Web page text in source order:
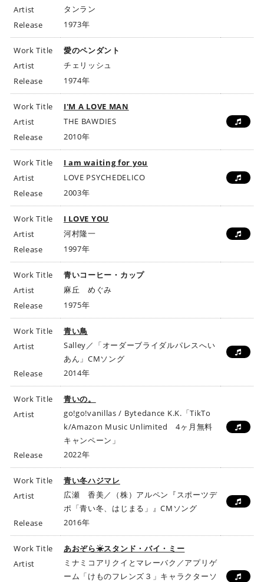
Artist
タンラン
Release
1973年
Work Title
愛のペンダント
Artist
チェリッシュ
Release
1974年
Work Title
I'M A LOVE MAN
Artist
THE BAWDIES
Release
2010年
Work Title
I am waiting for you
Artist
LOVE PSYCHEDELICO
Release
2003年
Work Title
I LOVE YOU
Artist
河村隆一
Release
1997年
Work Title
青いコーヒー・カップ
Artist
麻丘 めぐみ
Release
1975年
Work Title
青い鳥
Artist
Salley／「オーダーブライダルパレスへい
あん」CMソング
Release
2014年
Work Title
青いの。
Artist
go!go!vanillas / Bytedance K.K.「TikTo
k/Amazon Music Unlimited 4ヶ月無料
キャンペーン」
Release
2022年
Work Title
青い冬ハジマレ
Artist
広瀬 香美／（株）アルペン『スポーツデ
ポ「青い冬、はじまる」』CMソング
Release
2016年
Work Title
あおぞら☀スタンド・バイ・ミー
Artist
ミナミコアリクイとマレーバク／アプリゲ
ーム「けものフレンズ３」キャラクターソ